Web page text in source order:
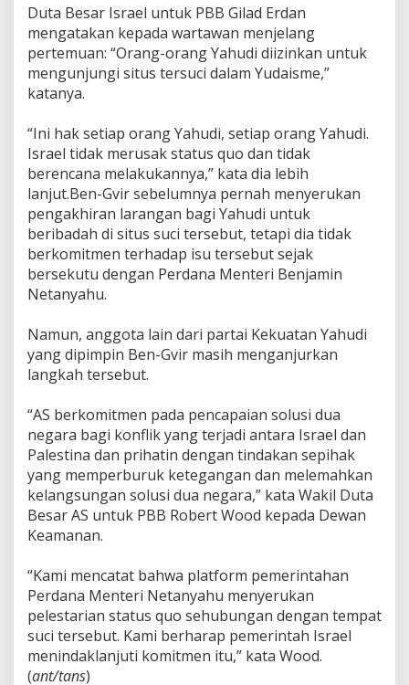
Duta Besar Israel untuk PBB Gilad Erdan
mengatakan kepada wartawan menjelang
pertemuan: “Orang-orang Yahudi diizinkan untuk
mengunjungi situs tersuci dalam Yudaisme,”
katanya.
“Ini hak setiap orang Yahudi, setiap orang Yahudi.
Israel tidak merusak status quo dan tidak
berencana melakukannya,” kata dia lebih
lanjut.Ben-Gvir sebelumnya pernah menyerukan
pengakhiran larangan bagi Yahudi untuk
beribadah di situs suci tersebut, tetapi dia tidak
berkomitmen terhadap isu tersebut sejak
bersekutu dengan Perdana Menteri Benjamin
Netanyahu.
Namun, anggota lain dari partai Kekuatan Yahudi
yang dipimpin Ben-Gvir masih menganjurkan
langkah tersebut.
“AS berkomitmen pada pencapaian solusi dua
negara bagi konflik yang terjadi antara Israel dan
Palestina dan prihatin dengan tindakan sepihak
yang memperburuk ketegangan dan melemahkan
kelangsungan solusi dua negara,” kata Wakil Duta
Besar AS untuk PBB Robert Wood kepada Dewan
Keamanan.
“Kami mencatat bahwa platform pemerintahan
Perdana Menteri Netanyahu menyerukan
pelestarian status quo sehubungan dengan tempat
suci tersebut. Kami berharap pemerintah Israel
menindaklanjuti komitmen itu,” kata Wood.
(ant/tans)